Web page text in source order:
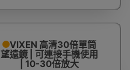
VIXEN 高清30倍單筒
望遠鏡 | 可連接手機使用
| 10-30倍放大